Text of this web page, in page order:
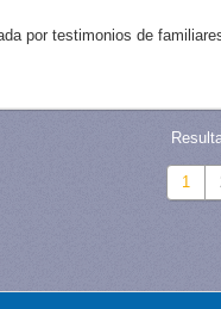
por testimonios de
1